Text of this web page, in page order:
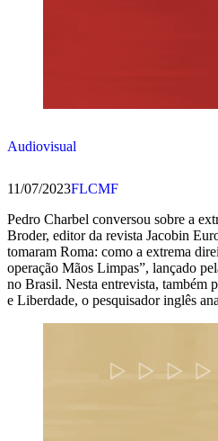
Audiovisual
11/07/2023FLCMF
Pedro Charbel conversou sobre a
Broder, editor da revista Jacobin
tomaram Roma: como a extrema
operação Mãos Limpas”, lançado
no Brasil. Nesta entrevista, também
e Liberdade, o pesquisador inglês